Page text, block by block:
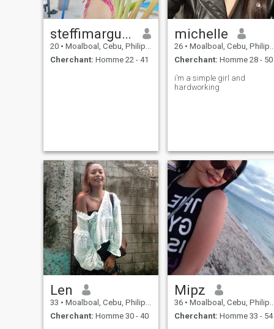
steffimarguax
20 • Moalboal, Cebu, Philippines
Cherchant: Homme 22 - 41
michelle
26 • Moalboal, Cebu, Philippines
Cherchant: Homme 28 - 50
i’m a simple girl and
hardworking
Len
33 • Moalboal, Cebu, Philippines
Cherchant: Homme 30 - 40
Mipz
36 • Moalboal, Cebu, Philippines
Cherchant: Homme 33 - 54